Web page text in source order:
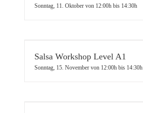
Sonntag, 11. Oktober von 12:00hbis 14:30h
Salsa Workshop Level A1
Sonntag, 15. November von 12:00hbis 14:30h